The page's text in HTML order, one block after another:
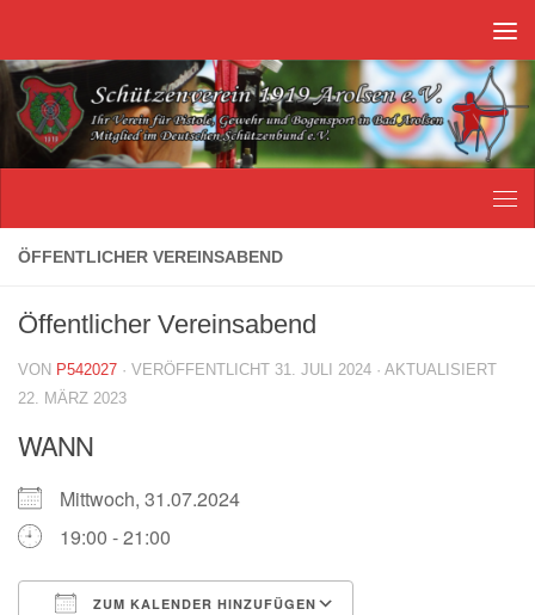
ÖFFENTLICHER VEREINSABEND
Öffentlicher Vereinsabend
VON P542027 · VERÖFFENTLICHT 31. JULI 2024 · AKTUALISIERT
22. MÄRZ 2023
WANN
Mittwoch, 31.07.2024
19:00 - 21:00
ZUM KALENDER HINZUFÜGEN